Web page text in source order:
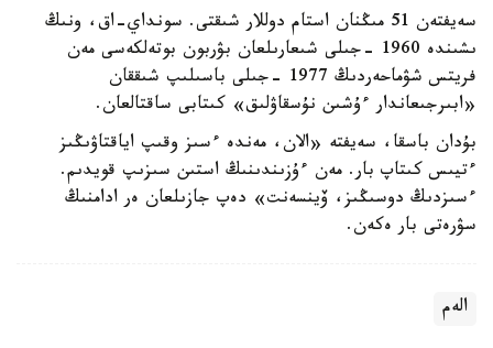
سەيفتەن 51 مىڭنان استام دوللار شىقتى. سونداي-اق، ونىڭ
ىشىندە 1960 -جىلى شىعارىلعان بۋربون بوتەلكەسى مەن
فريتس شۋماحەردىڭ 1977 -جىلى باسىلىپ شىققان
«ابىرجىعاندار ءۇشىن نۇسقاۋلىق» كىتابى ساقتالعان.
بۇدان باسقا، سەيفتە «الان، مەندە ءسىز وقىپ اياقتاۋىڭىز
ءتيىس كىتاپ بار. مەن ءۇزىندىنىڭ استىن سىزىپ قويدىم.
ءسىزدىڭ دوسىڭىز، ۆينسەنت» دەپ جازىلعان ەر ادامنىڭ
سۋرەتى بار ەكەن.
الەم